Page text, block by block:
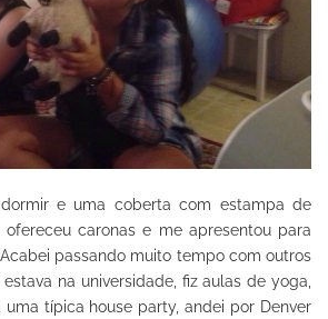
e uma coberta com estampa de
caronas e me apresentou para
passando muito tempo com outros
na universidade, fiz aulas de yoga,
típica house party, andei por Denver